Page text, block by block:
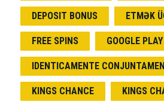
DEPOSIT BONUS ETMƏK
FREE SPINS GOOGLE PLAY
IDENTICAMENTE
KINGS CHANCE KINGS